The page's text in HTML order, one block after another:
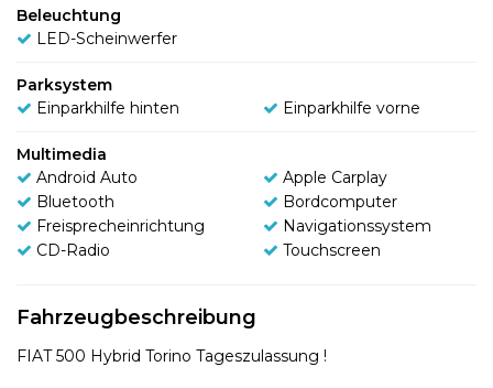
Beleuchtung
LED-Scheinwerfer
Parksystem
Einparkhilfe hinten
Einparkhilfe vorne
Multimedia
Android Auto
Apple Carplay
Bluetooth
Bordcomputer
Freisprecheinrichtung
Navigationssystem
CD-Radio
Touchscreen
Fahrzeugbeschreibung
FIAT 500 Hybrid Torino Tageszulassung !